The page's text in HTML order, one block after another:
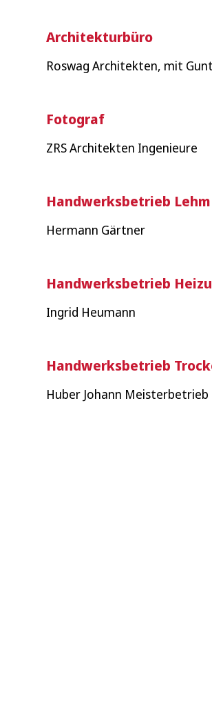
Wonach suchen Sie?
Architekturbüro
Roswag Architekten, mit
Fotograf
ZRS Architekten Ingenieure
Handwerksbetrieb
Hermann Gärtner
Handwerksbetrieb
Ingrid Heumann
Handwerksbetrieb
Huber Johann